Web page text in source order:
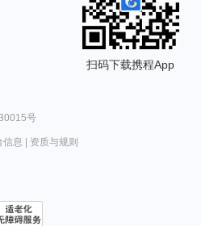
扫码下载携程App
号
信息 资质与规则